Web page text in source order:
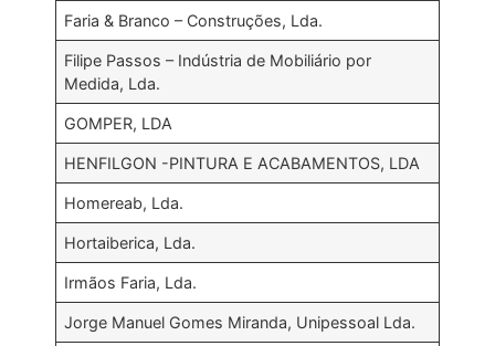
Faria & Branco – Construções, Lda.
Filipe Passos – Indústria de Mobiliário por
Medida, Lda.
GOMPER, LDA
HENFILGON -PINTURA E ACABAMENTOS, LDA
Homereab, Lda.
Hortaiberica, Lda.
Irmãos Faria, Lda.
Jorge Manuel Gomes Miranda, Unipessoal Lda.